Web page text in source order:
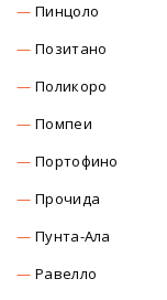
Пинцоло
Позитано
Поликоро
Помпеи
Портофино
Прочида
Пунта-Ала
Равелло